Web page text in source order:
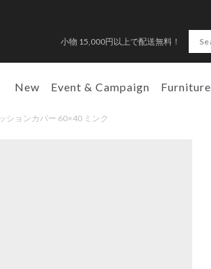
小物 15,000円以上で配送無料！
New Event & Campaign Furniture
ションカバー 60×40 ミンク